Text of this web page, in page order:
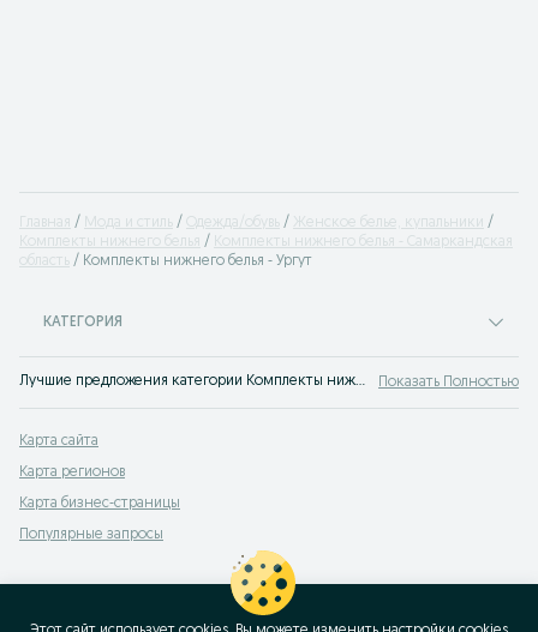
Главная Мода и стиль Одежда/обувь
Женское белье, купальники
Комплекты нижнего белья
Комплекты нижнего белья - Самаркандская
область
Комплекты нижнего белья - Ургут
КАТЕГОРИЯ
Лучшие предложения категории Комплекты нижнего белья Ургут. Большой выбор товаров и услуг по выгодным ценам на OLX! Множество предложений на OLX.uz! Показать Полностью
Карта сайта
Карта регионов
Карта бизнес-страницы
Популярные запросы